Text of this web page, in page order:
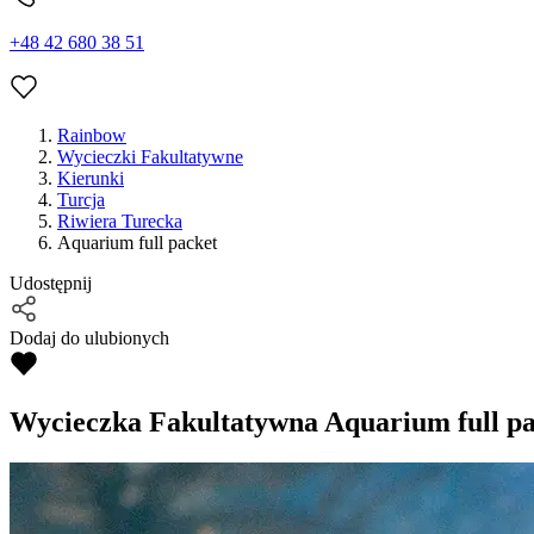
+48 42 680 38 51
Rainbow
Wycieczki Fakultatywne
Kierunki
Turcja
Riwiera Turecka
Aquarium full packet
Udostępnij
Dodaj do ulubionych
Wycieczka FakultatywnaAquarium full